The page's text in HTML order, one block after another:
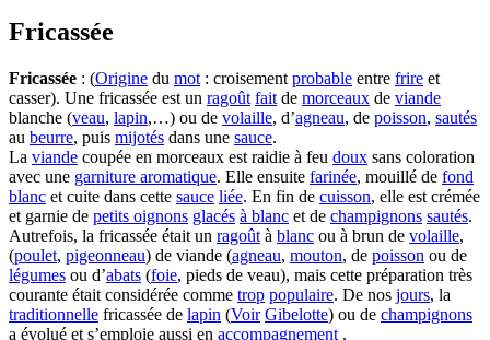
Fricassée
Fricassée : (Origine du mot : croisement probable entre frire et
casser). Une fricassée est un ragoût fait de morceaux de viande
blanche (veau, lapin,…) ou de volaille, d’agneau, de poisson, sautés
au beurre, puis mijotés dans une sauce.
La viande coupée en morceaux est raidie à feu doux sans coloration
avec une garniture aromatique. Elle ensuite farinée, mouillé de fond
blanc et cuite dans cette sauce liée. En fin de cuisson, elle est crémée
et garnie de petits oignons glacés à blanc et de champignons sautés.
Autrefois, la fricassée était un ragoût à blanc ou à brun de volaille,
(poulet, pigeonneau) de viande (agneau, mouton, de poisson ou de
légumes ou d’abats (foie, pieds de veau), mais cette préparation très
courante était considérée comme trop populaire. De nos jours, la
traditionnelle fricassée de lapin (Voir Gibelotte) ou de champignons
a évolué et s’emploie aussi en accompagnement .